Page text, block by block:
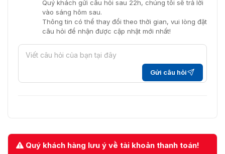
Video Có
Thể Mở
H.264 và H.265
Có
Quý khách gửi câu hỏi sau 22h, chúng tôi sẽ trả lời
vào sáng hôm sau.
Thông tin có thể thay đổi theo thời gian, vui lòng đặt
câu hỏi để nhận được cập nhật mới nhất!
Gửi câu hỏi
Quý khách hàng lưu ý về tài khoản thanh toán!